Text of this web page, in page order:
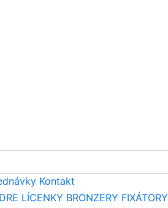
Kontakt
LÍCENKY BRONZERY FIXÁTORY